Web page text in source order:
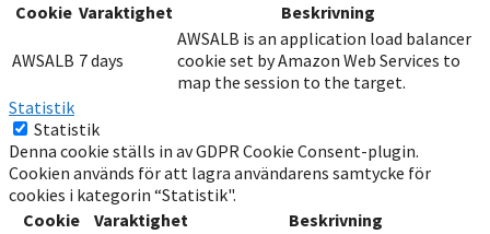
Cookie Varaktighet Beskrivning
AWSALB 7 days
AWSALB is an application load balancer
cookie set by Amazon Web Services to
map the session to the target.
Statistik
Statistik
Denna cookie ställs in av GDPR Cookie Consent-plugin.
Cookien används för att lagra användarens samtycke för
cookies i kategorin “Statistik".
Cookie
Varaktighet Beskrivning